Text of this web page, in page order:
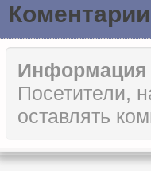
Коментарии
Информация
Посетители,
оставлять